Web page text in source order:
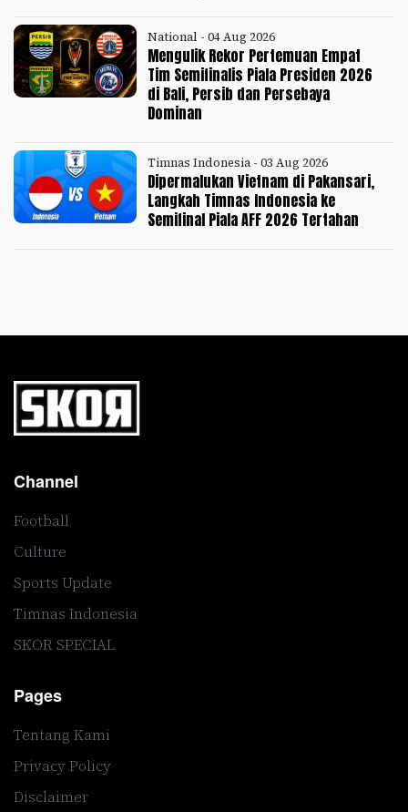
National - 04 Aug 2026
Mengulik Rekor Pertemuan Empat
Tim Semifinalis Piala Presiden 2026
di Bali, Persib dan Persebaya
Dominan
Timnas Indonesia - 03 Aug 2026
Dipermalukan Vietnam di Pakansari,
Langkah Timnas Indonesia ke
Semifinal Piala AFF 2026 Tertahan
Channel
Football
Culture
Sports Update
Timnas Indonesia
SKOR SPECIAL
Pages
Tentang Kami
Privacy Policy
Disclaimer